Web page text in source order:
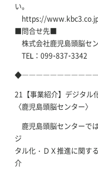
い。
https://
■問合せ先■
株式会社鹿児島頭脳セ
TEL：099-837-3342
21【事業紹介】デジタル
〈鹿児島頭脳センター〉
鹿児島頭脳センターで
ジ
タル化・ＤＸ推進に関す
介